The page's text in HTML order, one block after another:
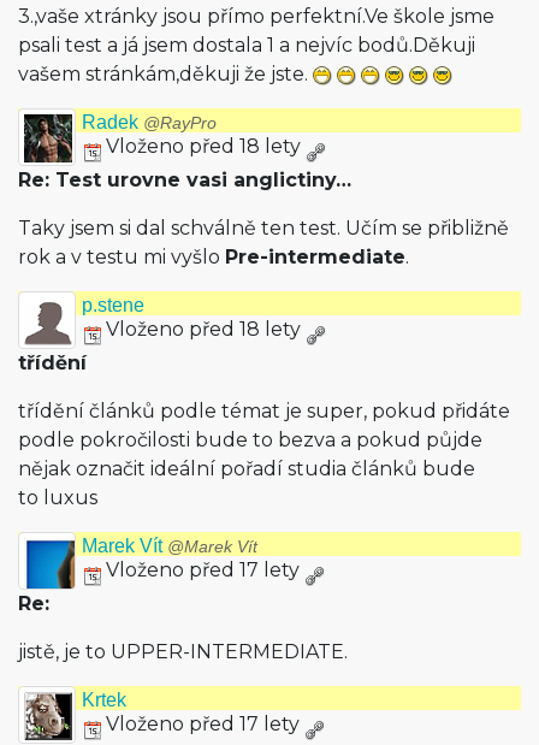
3.,vaše xtránky jsou přímo perfektní.Ve škole jsme
psali test a já jsem dostala 1 a nejvíc bodů.Děkuji
vašem stránkám,děkuji že jste.
Radek @RayPro
Vloženo před 18 lety
Re: Test urovne vasi anglictiny…
Taky jsem si dal schválně ten test. Učím se přibližně
rok a v testu mi vyšlo Pre-intermediate.
p.stene
Vloženo před 18 lety
třídění
třídění článků podle témat je super, pokud přidáte
podle pokročilosti bude to bezva a pokud půjde
nějak označit ideální pořadí studia článků bude
to luxus
Marek Vít @Marek Vít
Vloženo před 17 lety
Re:
jistě, je to UPPER-INTERMEDIATE.
Krtek
Vloženo před 17 lety